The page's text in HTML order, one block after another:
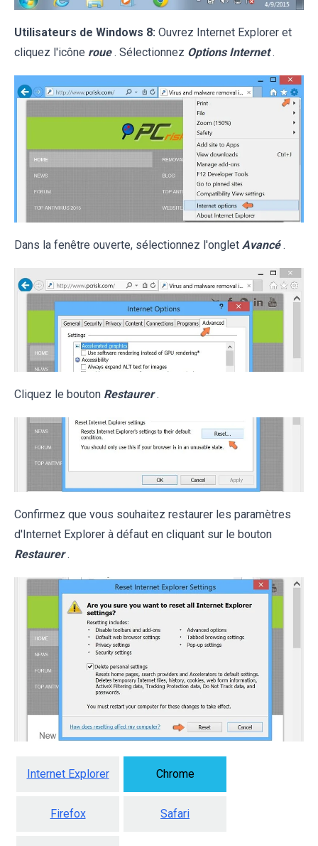
Utilisateurs de Windows 8: Ouvrez Internet Explorer et
cliquez l'icône roue . Sélectionnez Options Internet .
Dans la fenêtre ouverte, sélectionnez l'onglet Avancé .
Cliquez le bouton Restaurer .
Confirmez que vous souhaitez restaurer les paramètres
d'Internet Explorer à défaut en cliquant sur le bouton
Restaurer .
Internet Explorer Chrome
Firefox Safari